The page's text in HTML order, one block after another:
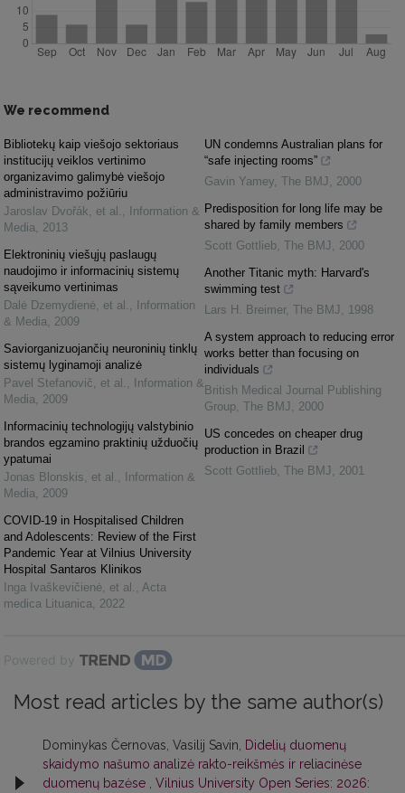
We recommend
Bibliotekų kaip viešojo sektoriaus
institucijų veiklos vertinimo
organizavimo galimybė viešojo
administravimo požiūriu
Jaroslav Dvořák, et al.
Information &
Media
2013
Elektroninių viešųjų paslaugų
naudojimo ir informacinių sistemų
sąveikumo vertinimas
Dalė Dzemydienė, et al.
Information
& Media
2009
Saviorganizuojančių neuroninių tinklų
sistemų lyginamoji analizė
Pavel Stefanovič, et al.
Information &
Media
2009
Informacinių technologijų valstybinio
brandos egzamino praktinių užduočių
ypatumai
Jonas Blonskis, et al.
Information &
Media
2009
COVID-19 in Hospitalised Children
and Adolescents: Review of the First
Pandemic Year at Vilnius University
Hospital Santaros Klinikos
Inga Ivaškevičienė, et al.
Acta
medica Lituanica
2022
UN condemns Australian plans for
“safe injecting rooms”
Gavin Yamey The BMJ
2000
Predisposition for long life may be
shared by family members
Scott Gottlieb The BMJ
2000
Another Titanic myth: Harvard's
swimming test
Lars H. Breimer, The BMJ
1998
A system approach to reducing error
works better than focusing on
individuals
British Medical Journal Publishing
Group The BMJ
2000
US concedes on cheaper drug
production in Brazil
Scott Gottlieb The BMJ 2001
Powered by
Most read articles by the same author(s)
Dominykas Černovas, Vasilij Savin,
Didelių duomenų
skaidymo našumo analizė rakto-reikšmės ir reliacinėse
duomenų bazėse
Vilnius University Open Series: 2026: